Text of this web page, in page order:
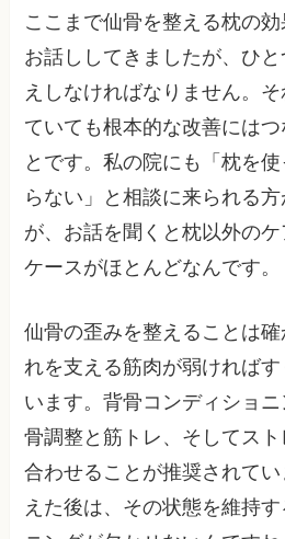
ここまで仙骨を整える枕の
お話ししてきましたが、ひ
えしなければなりません。
ていても根本的な改善には
とです。私の院にも「枕を
らない」と相談に来られる
が、お話を聞くと枕以外の
ケースがほとんどなんです。
仙骨の歪みを整えることは
れを支える筋肉が弱ければ
います。背骨コンディショ
骨調整と筋トレ、そしてス
合わせることが推奨されて
えた後は、その状態を維持